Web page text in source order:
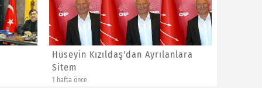
Hüseyin Kızıldaş'dan Ayrılanlara
Sitem
1 hafta önce